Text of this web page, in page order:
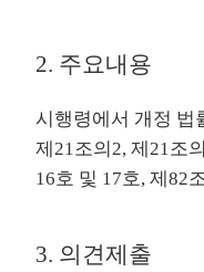
2. 주요내용
시행령에서 개정 법
제21조의2, 제21조
16호 및 17호, 제82
3. 의견제출